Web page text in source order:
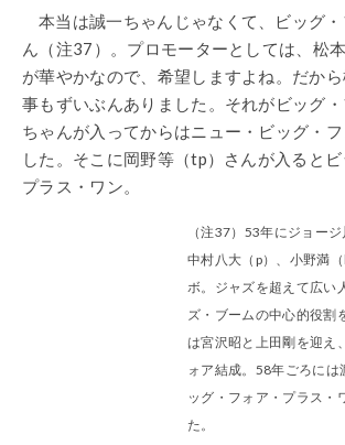
本当は誠一ちゃんじゃなくて、ビッグ
ん（注37）。プロモーターとしては、松
が華やかなので、希望しますよね。だか
事もずいぶんありました。それがビッグ
ちゃんが入ってからはニュー・ビッグ・
した。そこに岡野等（tp）さんが入るとビ
プラス・ワン。
（注37）53年にジョージ
中村八大（p）、小野満
ボ。ジャズを超えて広い
ズ・ブームの中心的役割
は宮沢昭と上田剛を迎え
ォア結成。58年ごろには
ッグ・フォア・プラス・
た。